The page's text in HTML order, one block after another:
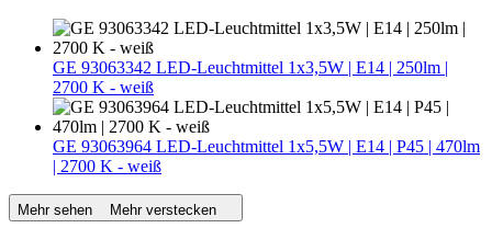
GE 93063342 LED-Leuchtmittel 1x3,5W | E14 | 250lm |
2700 K - weiß
GE 93063964 LED-Leuchtmittel 1x5,5W | E14 | P45 | 470lm
| 2700 K - weiß
Mehr sehen Mehr verstecken